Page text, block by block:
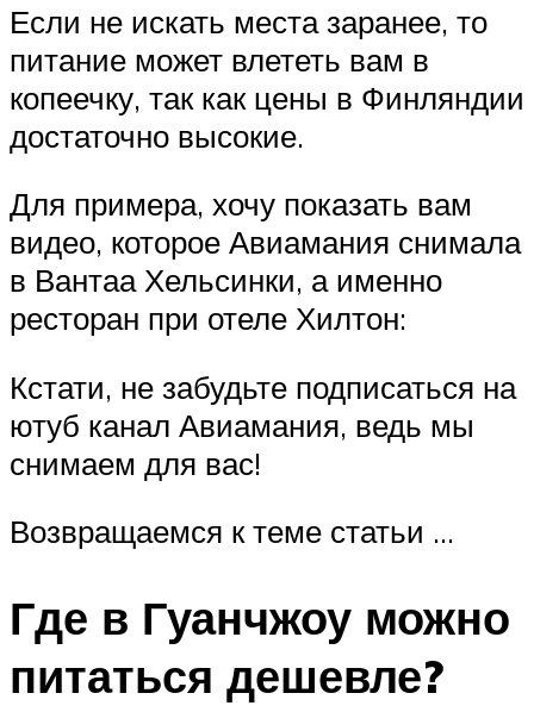
Если не искать места заранее, то
питание может влететь вам в
копеечку, так как цены в Финляндии
достаточно высокие.
Для примера, хочу показать вам
видео, которое Авиамания снимала
в Вантаа Хельсинки, а именно
ресторан при отеле Хилтон:
Кстати, не забудьте подписаться на
ютуб канал Авиамания, ведь мы
снимаем для вас!
Возвращаемся к теме статьи …
Где в Гуанчжоу можно
питаться дешевле?